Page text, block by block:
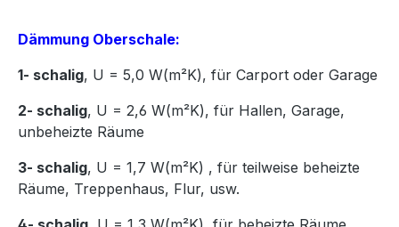
Dämmung Oberschale:
1- schalig, U = 5,0 W(m²K), für Carport oder Garage
2- schalig, U = 2,6 W(m²K), für Hallen, Garage,
unbeheizte Räume
3- schalig, U = 1,7 W(m²K) , für teilweise beheizte
Räume, Treppenhaus, Flur, usw.